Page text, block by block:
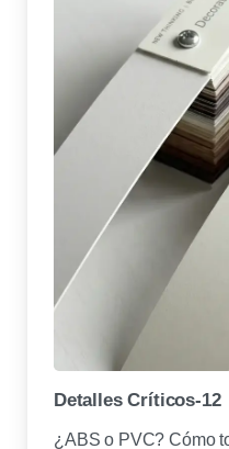
Detalles Críticos-12
¿ABS o PVC? Cómo